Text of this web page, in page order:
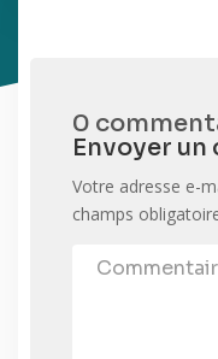
0
Envoyer
Votre adresse e-
champs